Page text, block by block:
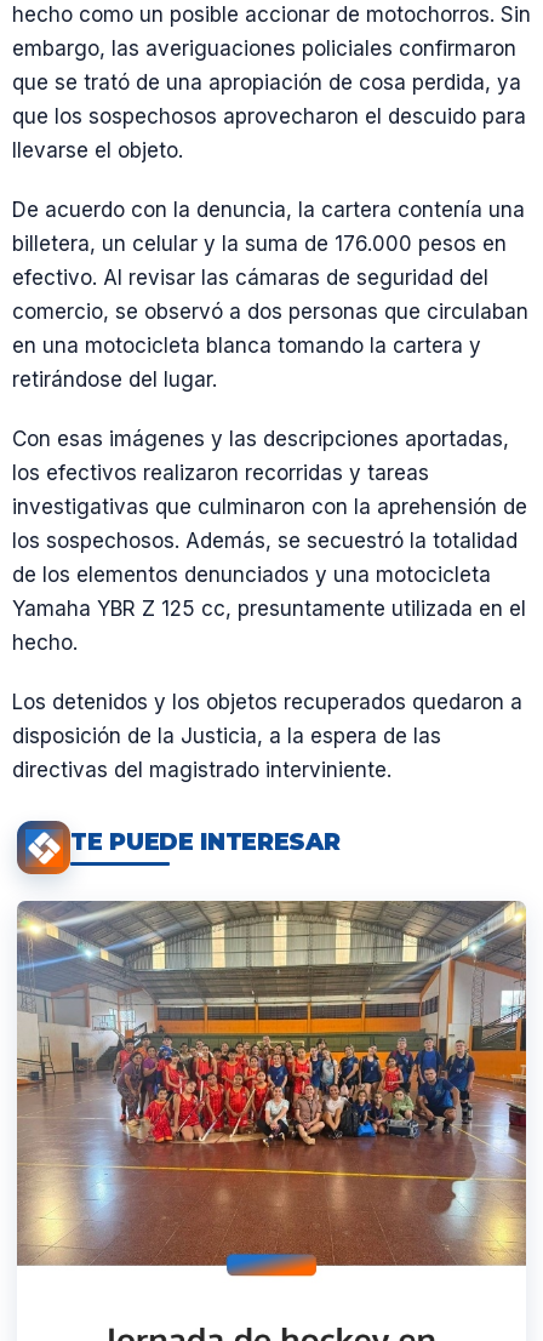
hecho como un posible accionar de motochorros. Sin
embargo, las averiguaciones policiales confirmaron
que se trató de una apropiación de cosa perdida, ya
que los sospechosos aprovecharon el descuido para
llevarse el objeto.
De acuerdo con la denuncia, la cartera contenía una
billetera, un celular y la suma de 176.000 pesos en
efectivo. Al revisar las cámaras de seguridad del
comercio, se observó a dos personas que circulaban
en una motocicleta blanca tomando la cartera y
retirándose del lugar.
Con esas imágenes y las descripciones aportadas,
los efectivos realizaron recorridas y tareas
investigativas que culminaron con la aprehensión de
los sospechosos. Además, se secuestró la totalidad
de los elementos denunciados y una motocicleta
Yamaha YBR Z 125 cc, presuntamente utilizada en el
hecho.
Los detenidos y los objetos recuperados quedaron a
disposición de la Justicia, a la espera de las
directivas del magistrado interviniente.
TE PUEDE INTERESAR